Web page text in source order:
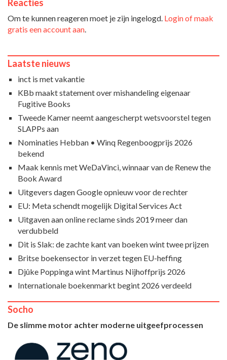
Reacties
Om te kunnen reageren moet je zijn ingelogd. Login of maak
gratis een account aan
Laatste nieuws
inct is met vakantie
KBb maakt statement over mishandeling eigenaar
Fugitive Books
Tweede Kamer neemt aangescherpt wetsvoorstel tegen
SLAPPs aan
Nominaties Hebban • Winq Regenboogprijs 2026
bekend
Maak kennis met WeDaVinci, winnaar van de Renew the
Book Award
Uitgevers dagen Google opnieuw voor de rechter
EU: Meta schendt mogelijk Digital Services Act
Uitgaven aan online reclame sinds 2019 meer dan
verdubbeld
Dit is Slak: de zachte kant van boeken wint twee prijzen
Britse boekensector in verzet tegen EU-heffing
Djûke Poppinga wint Martinus Nijhoffprijs 2026
Internationale boekenmarkt begint 2026 verdeeld
Socho
De slimme motor achter moderne uitgeefprocessen